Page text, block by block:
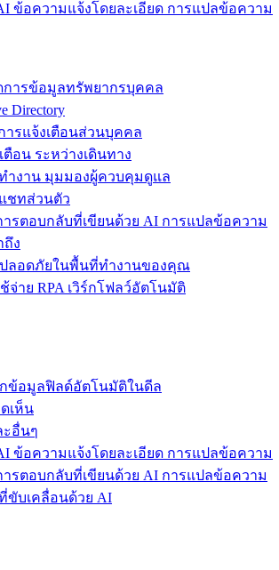
ข้อความแจ้งโดยละเอียด การแปลข้อความ
การข้อมูลทรัพยากรบุคคล
Directory
รแจ้งเตือนส่วนบุคคล
อน ระหว่างเดินทาง
ำงาน มุมมองผู้ควบคุมดูแล
ชทส่วนตัว
ารตอบกลับที่เขียนด้วย AI การแปลข้อความ
ถึง
ปลอดภัยในพื้นที่ทำงานของคุณ
าย RPA เวิร์กโฟลว์อัตโนมัติ
กข้อมูลฟิลด์อัตโนมัติในดีล
เห็น
ะอื่นๆ
ข้อความแจ้งโดยละเอียด การแปลข้อความ
ารตอบกลับที่เขียนด้วย AI การแปลข้อความ
ขับเคลื่อนด้วย AI